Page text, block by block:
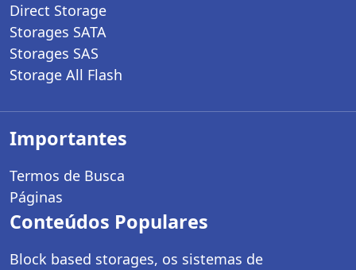
Direct Storage
Storages SATA
Storages SAS
Storage All Flash
Importantes
Termos de Busca
Páginas
Conteúdos Populares
Block based storages, os sistemas de